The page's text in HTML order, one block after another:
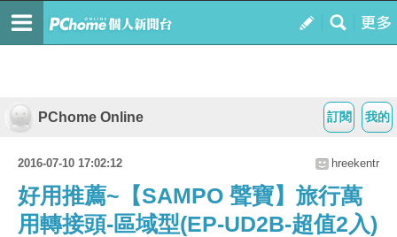
我的
訂閱
PChome Online
2016-07-10 17:02:12 hreekentr
好用推薦~【SAMPO 聲寶】旅行萬
用轉接頭-區域型(EP-UD2B-超值2入)